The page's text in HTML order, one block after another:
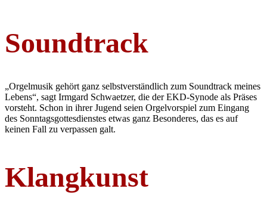
Soundtrack
„Orgelmusik gehört ganz selbstverständlich zum Soundtrack meines
Lebens“, sagt Irmgard Schwaetzer, die der EKD-Synode als Präses
vorsteht. Schon in ihrer Jugend seien Orgelvorspiel zum Eingang
des Sonntagsgottesdienstes etwas ganz Besonderes, das es auf
keinen Fall zu verpassen galt.
Klangkunst